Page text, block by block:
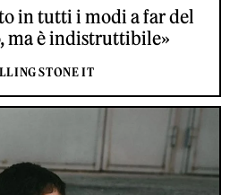
in tutti i modi a far del
ma è indistruttibile»
STONE IT